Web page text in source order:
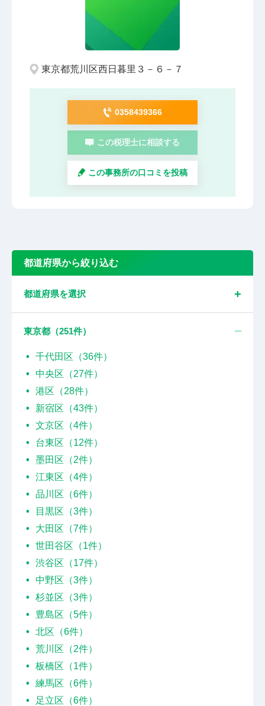
東京都荒川区西日暮里３－６－７
0358439366
この税理士に相談する
この事務所の口コミを投稿
都道府県から絞り込む
都道府県を選択
東京都（251件）
千代田区（36件）
中央区（27件）
港区（28件）
新宿区（43件）
文京区（4件）
台東区（12件）
墨田区（2件）
江東区（4件）
品川区（6件）
目黒区（3件）
大田区（7件）
世田谷区（1件）
渋谷区（17件）
中野区（3件）
杉並区（3件）
豊島区（5件）
北区（6件）
荒川区（2件）
板橋区（1件）
練馬区（6件）
足立区（6件）